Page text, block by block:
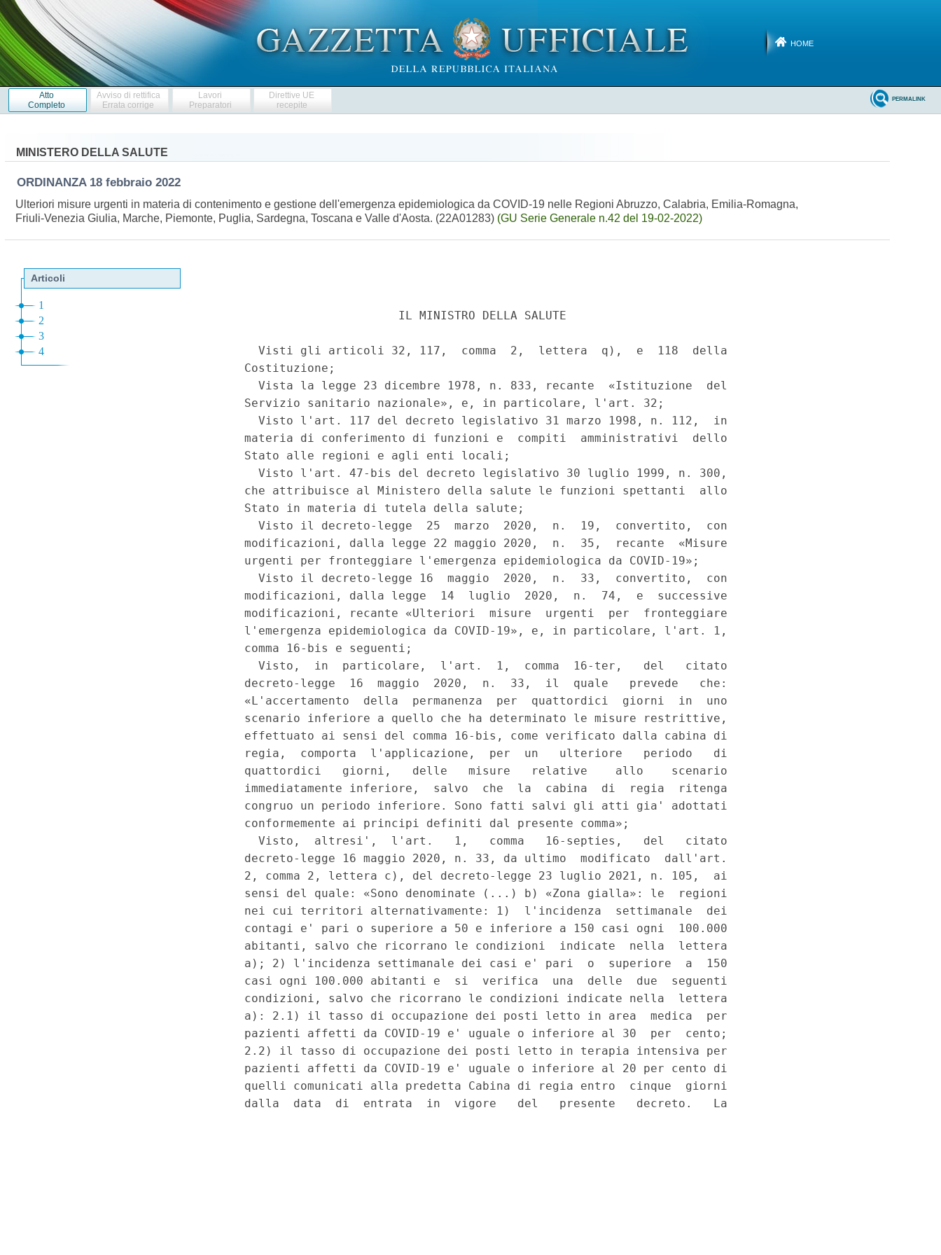
HOME
Atto
Completo
Avviso di rettifica
Errata corrige
Lavori
Preparatori
Direttive UE
recepite
PERMALINK
MINISTERO DELLA SALUTE
ORDINANZA 18 febbraio 2022
Ulteriori misure urgenti in materia di contenimento e gestione dell'emergenza epidemiologica da COVID-19 nelle Regioni Abruzzo, Calabria, Emilia-Romagna,
Friuli-Venezia Giulia, Marche, Piemonte, Puglia, Sardegna, Toscana e Valle d'Aosta. (22A01283) (GU Serie Generale n.42 del 19-02-2022)